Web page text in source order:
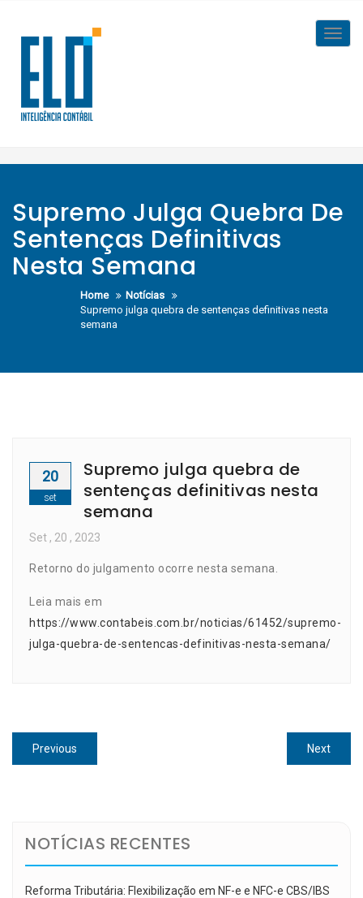
content
Supremo Julga Quebra De
Sentenças Definitivas
Nesta Semana
Home
Notícias
Supremo julga quebra de sentenças definitivas nesta
semana
20
set
Supremo julga quebra de
sentenças definitivas nesta
semana
Set , 20 , 2023
Retorno do julgamento ocorre nesta semana.
Leia mais em
https://www.contabeis.com.br/noticias/61452/supremo-
julga-quebra-de-sentencas-definitivas-nesta-semana/
Navegação
de
Previous
post:
NextNext
post:
NOTÍCIAS RECENTES
Reforma Tributária: Flexibilização em NF-e e NFC-e CBS/IBS